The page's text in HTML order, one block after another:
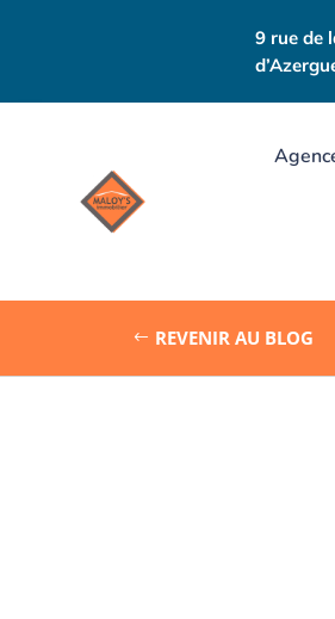
9 rue de
REVENIR AU BLOG